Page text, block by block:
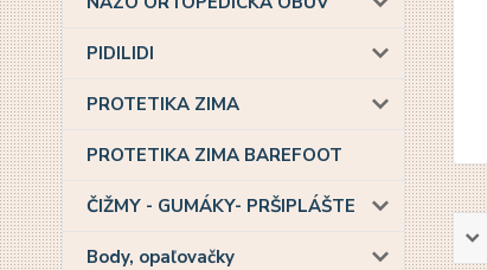
PIDILIDI
PROTETIKA ZIMA
PROTETIKA ZIMA BAREFOOT
ČIŽMY - GUMÁKY- PRŠIPLÁŠTE
Body, opaľovačky